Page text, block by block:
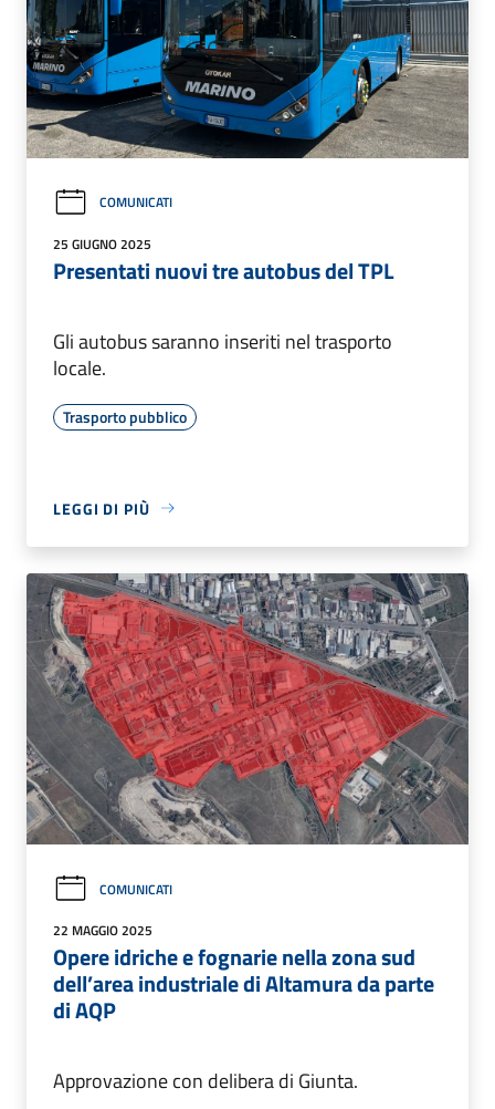
COMUNICATI
25 GIUGNO 2025
Presentati nuovi tre autobus del TPL
Gli autobus saranno inseriti nel trasporto
locale.
Trasporto pubblico
LEGGI DI PIÙ
COMUNICATI
22 MAGGIO 2025
Opere idriche e fognarie nella zona sud
dell’area industriale di Altamura da parte
di AQP
Approvazione con delibera di Giunta.